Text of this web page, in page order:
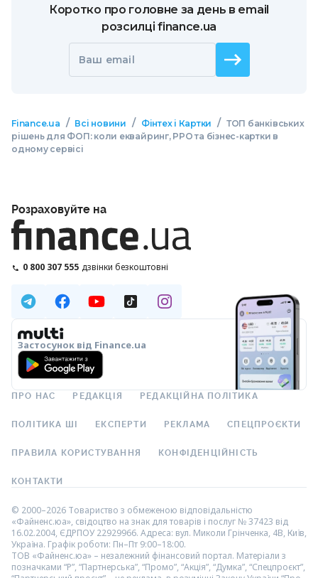
Коротко про головне за день в email
розсилці finance.ua
Ваш email
Finance.ua / Всі новини / Фінтех і Картки / ТОП банківських
рішень для ФОП: коли еквайринг, РРО та бізнес-картки в
одному сервісі
Розраховуйте на
0 800 307 555 дзвінки безкоштовні
Застосунок від Finance.ua
ПРО НАС РЕДАКЦІЯ РЕДАКЦІЙНА ПОЛІТИКА
ПОЛІТИКА ШІ ЕКСПЕРТИ РЕКЛАМА СПЕЦПРОЄКТИ
ПРАВИЛА КОРИСТУВАННЯ КОНФІДЕНЦІЙНІСТЬ
КОНТАКТИ
© 2000–2026 Товариство з обмеженою відповідальністю
«Файненс.юа», свідоцтво на знак для товарів і послуг № 37423 від
16.02.2004, ЄДРПОУ 22929966. Адреса: вул. Миколи Грінченка, 4В, Київ,
Україна. Графік роботи: Пн–Пт 9:00–18:00.
ТОВ «Файненс.юа» – незалежний фінансовий портал. Матеріали з
позначками “Р”, “Партнерська”, “Промо”, “Акція”, “Думка”, “Спецпроєкт”,